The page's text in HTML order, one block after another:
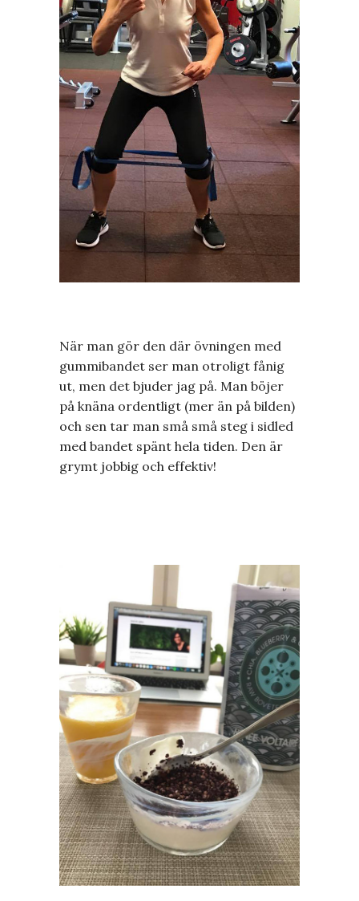
När man gör den där övningen med
gummibandet ser man otroligt fånig
ut, men det bjuder jag på. Man böjer
på knäna ordentligt (mer än på bilden)
och sen tar man små små steg i sidled
med bandet spänt hela tiden. Den är
grymt jobbig och effektiv!